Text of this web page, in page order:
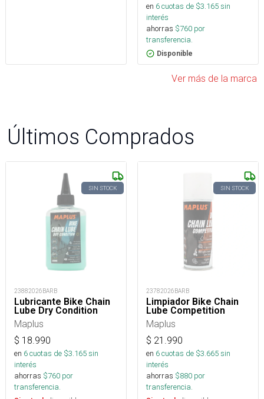
en 6cuotas de $3.165sin
interés
ahorras $760 por
transferencia.
Disponible
Ver más de la marca
Últimos Comprados
SIN STOCK
23882026BARB
Lubricante Bike Chain
Lube Dry Condition
Maplus
$ 18.990
en 6cuotas de $3.165sin
interés
ahorras $760 por
transferencia.
SIN STOCK
23782026BARB
Limpiador Bike Chain
Lube Competition
Maplus
$ 21.990
en 6cuotas de $3.665sin
interés
ahorras $880 por
transferencia.